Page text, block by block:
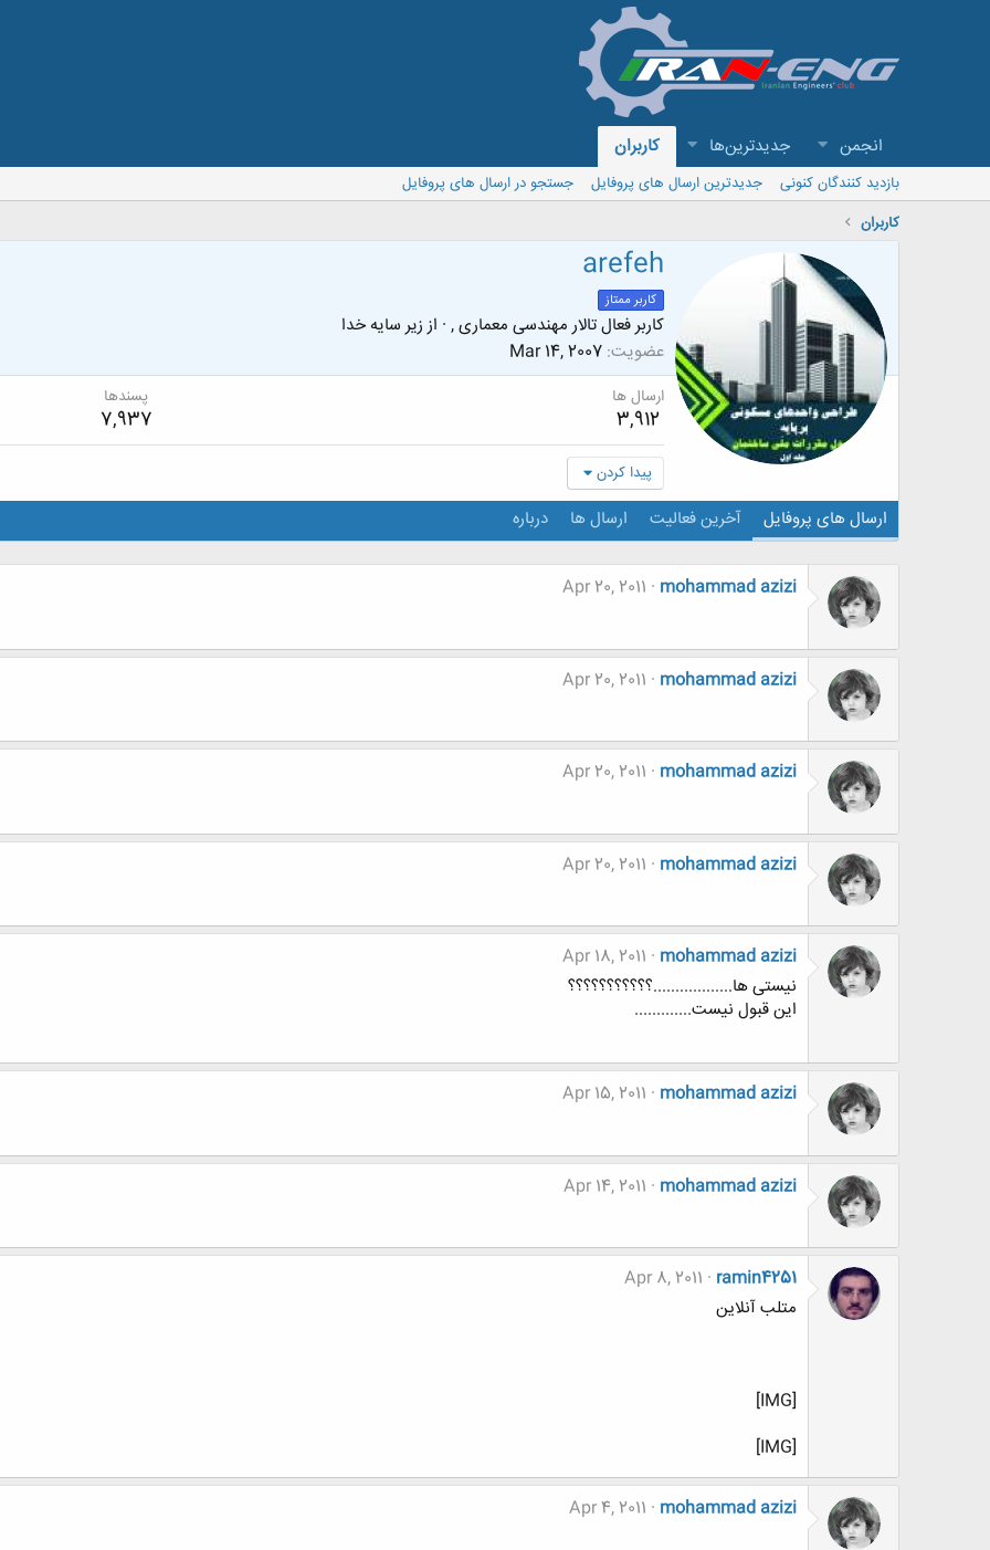
انجمن جدیدترین‌ها کاربران
بازدید کنندگان کنونی جدیدترین ارسال های پروفایل
جستجو در ارسال های پروفایل
کاربران
arefeh
کاربر ممتاز
کاربر فعال تالار مهندسی معماری , · از زیر سایه خدا
عضویت Mar 14, 2007
ارسال ها
3,912
پسندها
7,937
پیدا کردن
ارسال های پروفایل آخرین فعالیت ارسال ها درباره
mohammad azizi
Apr 20, 2011
mohammad azizi
Apr 20, 2011
mohammad azizi
Apr 20, 2011
mohammad azizi
Apr 20, 2011
mohammad azizi
Apr 18, 2011
نیستی ها..................؟؟؟؟؟؟؟؟؟؟؟
این قبول نیست.............
mohammad azizi
Apr 15, 2011
mohammad azizi
Apr 14, 2011
ramin4251
Apr 8, 2011
متلب آنلاين
[IMG]
[IMG]
mohammad azizi
Apr 4, 2011